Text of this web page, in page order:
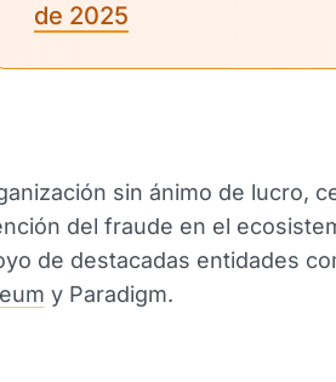
de 2025
sin ánimo de lucro,
del fraude en el
de destacadas entidades
y Paradigm.